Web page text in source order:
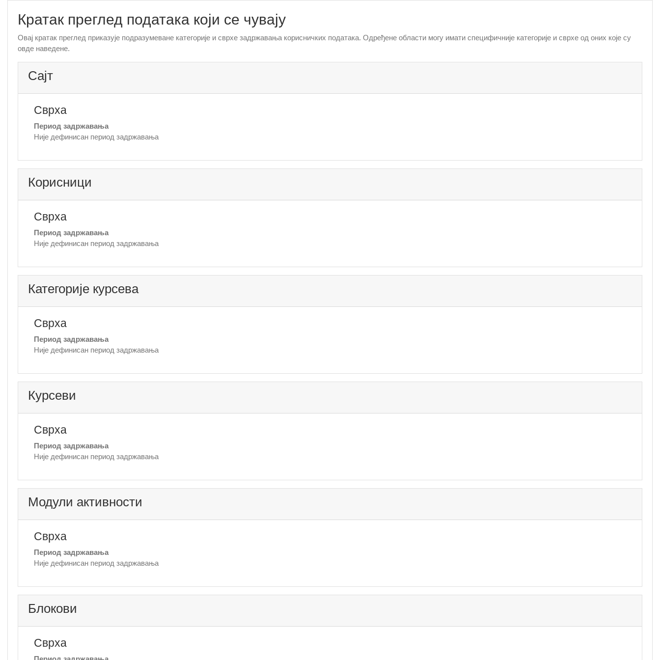
Кратак преглед података који се чувају
Овај кратак преглед приказује подразумеване категорије и сврхе задржавања корисничких података. Одређене области могу имати специфичније категорије и сврхе од оних које су
овде наведене.
Сајт
Сврха
Период задржавања
Није дефинисан период задржавања
Корисници
Сврха
Период задржавања
Није дефинисан период задржавања
Категорије курсева
Сврха
Период задржавања
Није дефинисан период задржавања
Курсеви
Сврха
Период задржавања
Није дефинисан период задржавања
Модули активности
Сврха
Период задржавања
Није дефинисан период задржавања
Блокови
Сврха